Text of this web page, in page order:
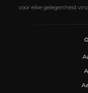
voor elke gelegenheid